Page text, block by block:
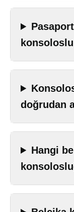
doğrudan
Hangi